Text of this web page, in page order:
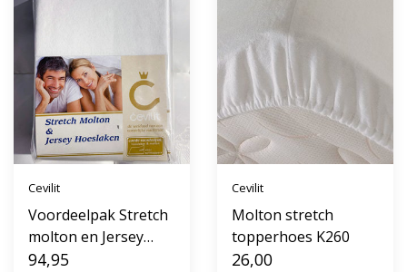
Cevilit
Voordeelpak Stretch
molton en Jersey
hoeslaken
94,95
Cevilit
Molton stretch
topperhoes K260
26,00